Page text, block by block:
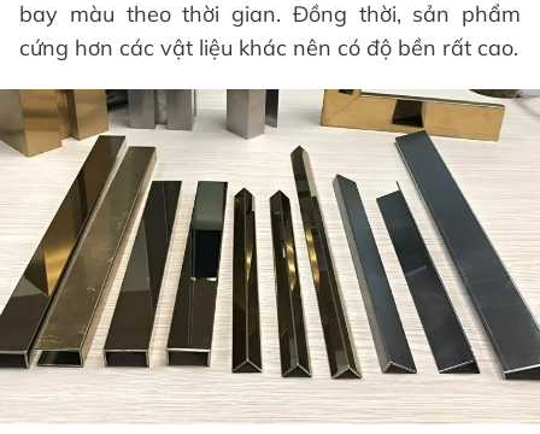
bay màu theo thời gian. Đồng thời, sản phẩm
cứng hơn các vật liệu khác nên có độ bền rất cao.